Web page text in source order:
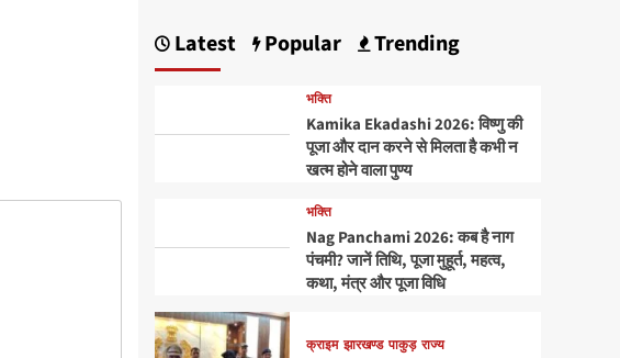
Latest Popular Trending
भक्ति
Kamika Ekadashi 2026: विष्णु की
पूजा और दान करने से मिलता है कभी न
खत्म होने वाला पुण्य
भक्ति
Nag Panchami 2026: कब है नाग
पंचमी? जानें तिथि, पूजा मुहूर्त, महत्व,
कथा, मंत्र और पूजा विधि
क्राइम झारखण्ड पाकुड़ राज्य